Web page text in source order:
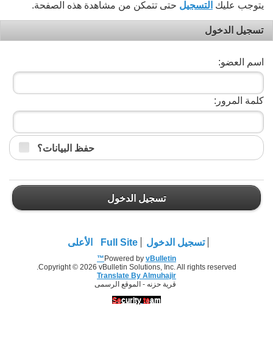
يتوجب عليك التسجيل حتى تتمكن من مشاهدة هذه الصفحة.
تسجيل الدخول
اسم العضو:
كلمة المرور:
حفظ البيانات؟
تسجيل الدخول
تسجيل الدخول Full Site الأعلى
Powered by vBulletin™
Copyright © 2026 vBulletin Solutions, Inc. All rights reserved.
Translate By Almuhajir
قرية حزنه - الموقع الرسمى
Security team